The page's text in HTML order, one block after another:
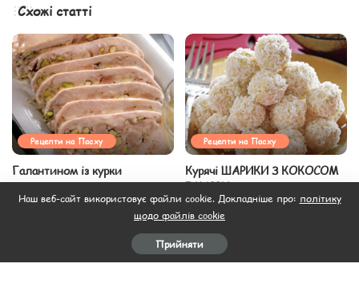
Схожі статті
Рецепти на Пасху
Галантином із курки
Рецепти на Пасху
Курячі ШАРИКИ З КОКОСОМ
І КАРРИ
13.04.2021
Наш веб-сайт використовує файли cookie. Докладніше про: політику
щодо файлів cookie
Прийняти